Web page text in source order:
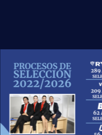
(nueve vuelos
Palma (cuatro vuelos
año. Respecto a la
numerosas
aerolínea. Y tú,
en la actualidad? No